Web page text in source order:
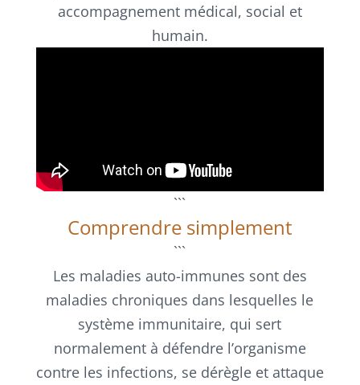
accompagnement médical, social et
humain.
```
Comprendre simplement
```
Les maladies auto-immunes sont des
maladies chroniques dans lesquelles le
système immunitaire, qui sert
normalement à défendre l’organisme
contre les infections, se dérègle et attaque